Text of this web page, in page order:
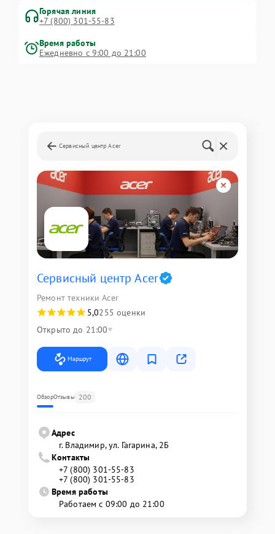
Горячая линия
+7 (800) 301-55-83
Время работы
Ежедневно с 9:00 до 21:00
Сервисный центр Acer
Сервисный центр Acer
Ремонт техники Acer
5,0255 оценки
Открыто до 21:00
Маршрут
ОбзорОтзывы 200
Адрес
г. Владимир, ул. Гагарина, 2Б
Контакты
+7 (800) 301-55-83
+7 (800) 301-55-83
Время работы
Работаем с 09:00 до 21:00